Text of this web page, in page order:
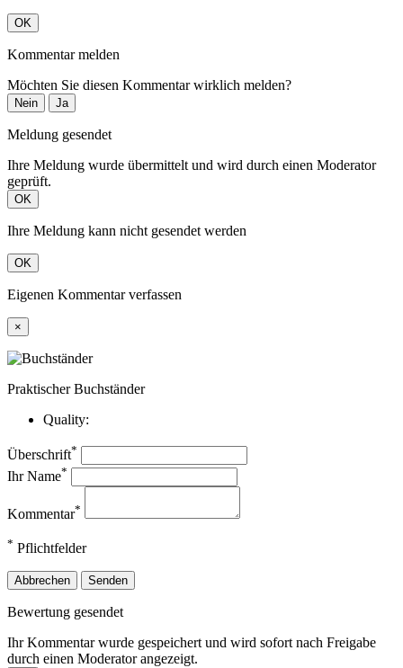
OK
Kommentar melden
Möchten Sie diesen Kommentar wirklich melden?
Nein Ja
Meldung gesendet
Ihre Meldung wurde übermittelt und wird durch einen Moderator
geprüft.
OK
Ihre Meldung kann nicht gesendet werden
OK
Eigenen Kommentar verfassen
×
Praktischer Buchständer
Quality:
Überschrift*
Ihr Name*
Kommentar*
* Pflichtfelder
Abbrechen Senden
Bewertung gesendet
Ihr Kommentar wurde gespeichert und wird sofort nach Freigabe
durch einen Moderator angezeigt.